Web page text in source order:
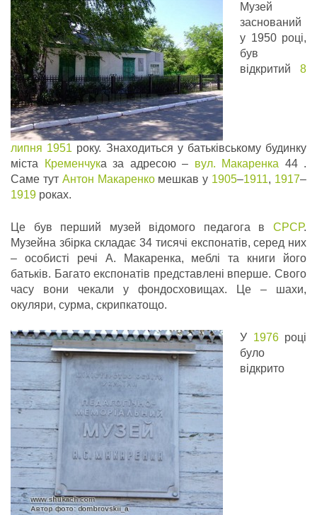
Музей
заснований
у 1950 році,
був
відкритий 8
липня 1951 року. Знаходиться у батьківському будинку
міста
Кременчука за адресою – вул. Макаренка 44 .
Саме тут Антон Макаренкомешкав у 1905–1911, 1917–
1919 роках.
Це був перший музей відомого педагога в СРСР.
Музейна збірка складає 34 тисячі експонатів, серед них
– особисті речі А. Макаренка, меблі та книги його
батьків. Багато експонатів представлені вперше. Свого
часу вони чекали у фондосховищах. Це – шахи,
окуляри, сурма, скрипкатощо.
У 1976році
було
відкрито